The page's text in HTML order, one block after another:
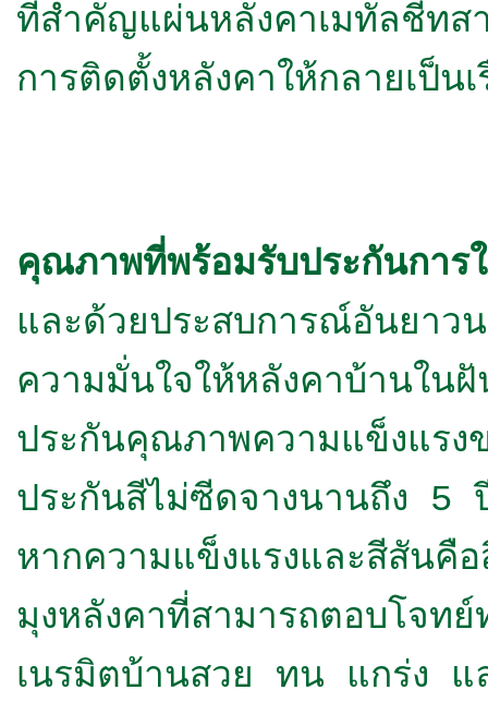
ที่สำคัญแผ่นหลังคาเมทัลชีทส
การติดตั้งหลังคาให้กลายเป็นเ
คุณภาพที่พร้อมรับประกันการ
และด้วยประสบการณ์อันยาว
ความมั่นใจให้หลังคาบ้านใน
ประกันคุณภาพความแข็งแร
ประกันสีไม่ซีดจางนานถึง 5
หากความแข็งแรงและสีสันคื
มุงหลังคาที่สามารถตอบโจท
เนรมิตบ้านสวย ทน แกร่ง แ